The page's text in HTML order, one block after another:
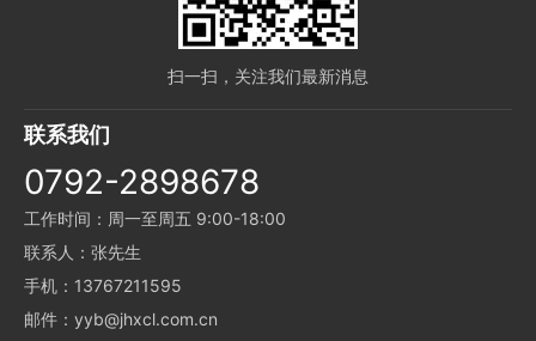
扫一扫，关注我们最新消息
联系我们
0792-2898678
工作时间：周一至周五 9:00-18:00
联系人：张先生
手机：13767211595
邮件：yyb@jhxcl.com.cn